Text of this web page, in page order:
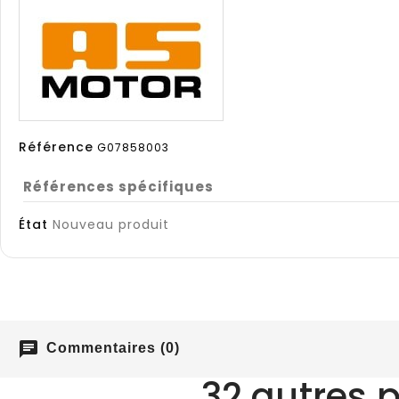
Référence G07858003
Références spécifiques
État Nouveau produit
chat Commentaires (0)